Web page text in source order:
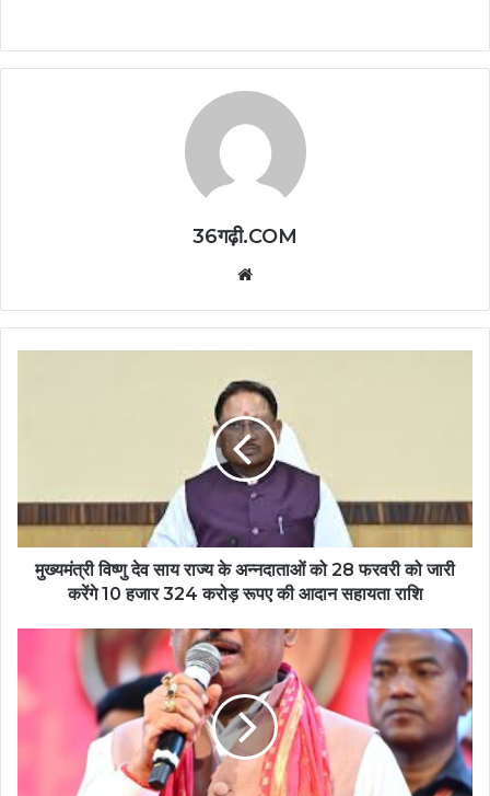
36गढ़ी.COM
मुख्यमंत्री विष्णु देव साय राज्य के अन्नदाताओं को 28 फरवरी को जारी
करेंगे 10 हजार 324 करोड़ रूपए की आदान सहायता राशि